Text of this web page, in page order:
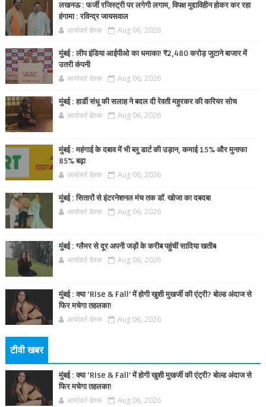
लखनऊ : फर्जी रजिस्ट्री पर लगेगी लगाम, विपक्ष मुद्दाविहीन होकर कर रहा
हंगामा : रविन्द्र जायसवाल
आर्यावर्त डेस्क Aug 06, 2026
मुंबई : लीप इंडिया आईपीओ का धमाका! ₹2,480 करोड़ जुटाने बाजार में
उतरी कंपनी
आर्यावर्त डेस्क Aug 06, 2026
मुंबई : हार्डी संधू की सलाह ने बदल दी रेवती महुरकर की करियर सोच
आर्यावर्त डेस्क Aug 06, 2026
मुंबई : महंगाई के दबाव में भी ब्लू डार्ट की उड़ान, कमाई 15% और मुनाफा
85% बढ़ा
आर्यावर्त डेस्क Aug 06, 2026
मुंबई : सितारों से इंटरनेशनल मंच तक डॉ. खोजा का दबदबा
आर्यावर्त डेस्क Aug 06, 2026
मुंबई : ग्लैमर से दूर अपनी जड़ों के करीब पहुंचीं सादिया खतीब
आर्यावर्त डेस्क Aug 06, 2026
मुंबई : क्या ‘Rise & Fall’ में होगी खुशी मुखर्जी की एंट्री? बोल्ड अंदाज से
फिर मचेगा तहलका!
आर्यावर्त डेस्क Aug 06, 2026
टीवी खबर
मुंबई : क्या ‘Rise & Fall’ में होगी खुशी मुखर्जी की एंट्री? बोल्ड अंदाज से
फिर मचेगा तहलका!
आर्यावर्त डेस्क Aug 06, 2026